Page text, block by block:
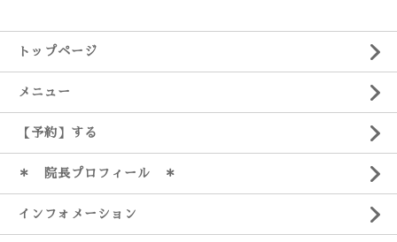
トップページ
メニュー
【予約】する
＊ 院長プロフィール ＊
インフォメーション